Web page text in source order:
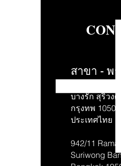
สาขา - พ
บางรัก สุริวงศ์
กรุงทพ 10500
ประเทศไทย
942/11 Rama
Suriwong